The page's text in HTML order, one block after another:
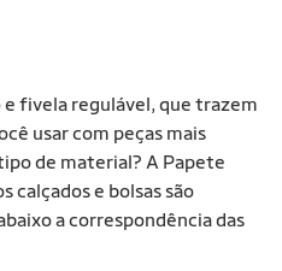
fivela regulável, que trazem
usar com peças mais
de material? A Papete
calçados e bolsas são
a correspondência das